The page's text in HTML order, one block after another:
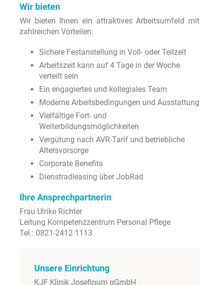
Wir bieten
Wir bieten Ihnen ein attraktives Arbeitsumfeld mit
zahlreichen Vorteilen:
Sichere Festanstellung in Voll- oder Teilzeit
Arbeitszeit kann auf 4 Tage in der Woche
verteilt sein
Ein engagiertes und kollegiales Team
Moderne Arbeitsbedingungen und Ausstattung
Vielfältige Fort- und
Weiterbildungsmöglichkeiten
Vergütung nach AVR-Tarif und betriebliche
Altersvorsorge
Corporate Benefits
Dienstradleasing über JobRad
Ihre Ansprechpartnerin
Frau Ulrike Richter
Leitung Kompetenzzentrum Personal Pflege
Tel.: 0821-2412 1113
Unsere Einrichtung
KJF Klinik Josefinum gGmbH